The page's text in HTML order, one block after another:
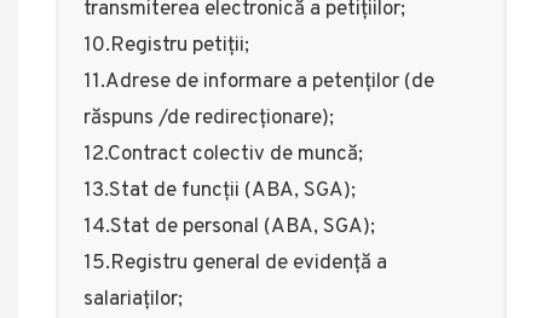
transmiterea electronică a petiţiilor;
10.Registru petiții;
11.Adrese de informare a petenților (de
răspuns /de redirecționare);
12.Contract colectiv de muncă;
13.Stat de funcții (ABA, SGA);
14.Stat de personal (ABA, SGA);
15.Registru general de evidență a
salariaților;